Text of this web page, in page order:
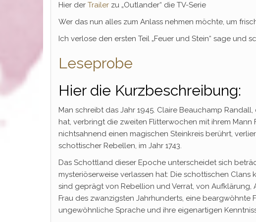
Hier der Trailer zu „Outlander“ die TV-Serie
Wer das nun alles zum Anlass nehmen möchte, um
Ich verlose den ersten Teil „Feuer und Stein“ sage und
Leseprobe
Hier die Kurzbeschreibung:
Man schreibt das Jahr 1945. Claire Beauchamp
hat, verbringt die zweiten Flitterwochen mit ihrem
nichtsahnend einen magischen Steinkreis berührt,
schottischer Rebellen, im Jahr 1743.
Das Schottland dieser Epoche unterscheidet sich
mysteriöserweise verlassen hat: Die schottischen
sind geprägt von Rebellion und Verrat, von
Frau des zwanzigsten Jahrhunderts, eine beargwöhnte
ungewöhnliche Sprache und ihre eigenartigen